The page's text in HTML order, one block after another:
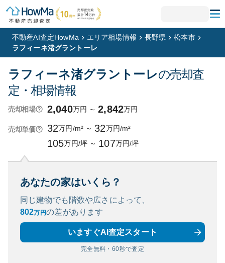
不動産AI査定HowMa エリア相場情報 長野県
松本市
ラフィーネ渚グラントーレ
ラフィーネ渚グラントーレの売却査
定・相場情報
売却相場 2,040万円 ～ 2,842万円
売却単価 32万円/m² ～ 32万円/m²
105万円/坪 ～ 107万円/坪
あなたの家はいくら？
同じ建物でも階数や広さによって、
802万円の差があります
いますぐAI査定スタート
完全無料・60秒で査定